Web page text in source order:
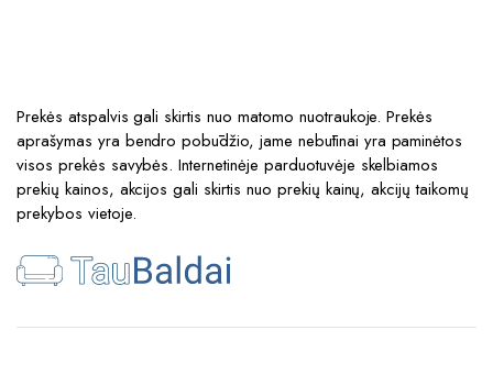
Prekės atspalvis gali skirtis nuo matomo nuotraukoje. Prekės
aprašymas yra bendro pobūdžio, jame nebūtinai yra paminėtos
visos prekės savybės. Internetinėje parduotuvėje skelbiamos
prekių kainos, akcijos gali skirtis nuo prekių kainų, akcijų taikomų
prekybos vietoje.